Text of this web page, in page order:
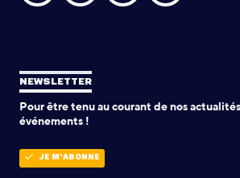
NEWSLETTER
Pour être tenu au courant de nos
événements !
JE M'ABONNE